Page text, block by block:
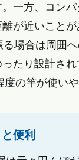
一方、コン
が近いこと
る場合は周囲
たり設計さ
の竿が使いや
便利